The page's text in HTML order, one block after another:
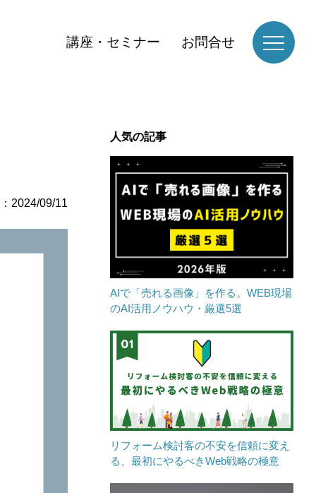
講座・セミナー お問合せ
2024/09/11
人気の記事
AIで「売れる画像」を作る。WEB現場
のAI活用ノウハウ・厳選5選
リフォーム検討客の不安を信頼に変え
る、最初にやるべきWeb戦略の極意